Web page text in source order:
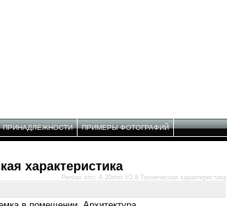
ПРИНАДЛЕЖНОСТИ ПРИМЕРЫ ФОТОГРАФИЙ
характеристика
Pentax smc A 20mm f/2.8 Техническая характеристика